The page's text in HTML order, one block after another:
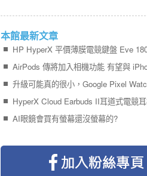
本館最新文章
HP HyperX 平價薄膜電競鍵盤 Eve
AI眼鏡會買有螢幕還沒螢幕的?